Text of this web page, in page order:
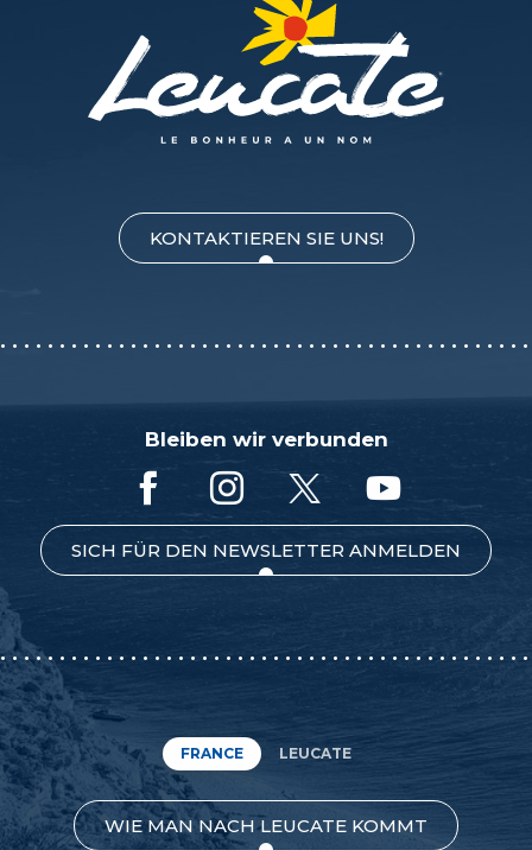
KONTAKTIEREN SIE UNS!
Bleiben wir verbunden
SICH FÜR DEN NEWSLETTER ANMELDEN
FRANCE LEUCATE
WIE MAN NACH LEUCATE KOMMT